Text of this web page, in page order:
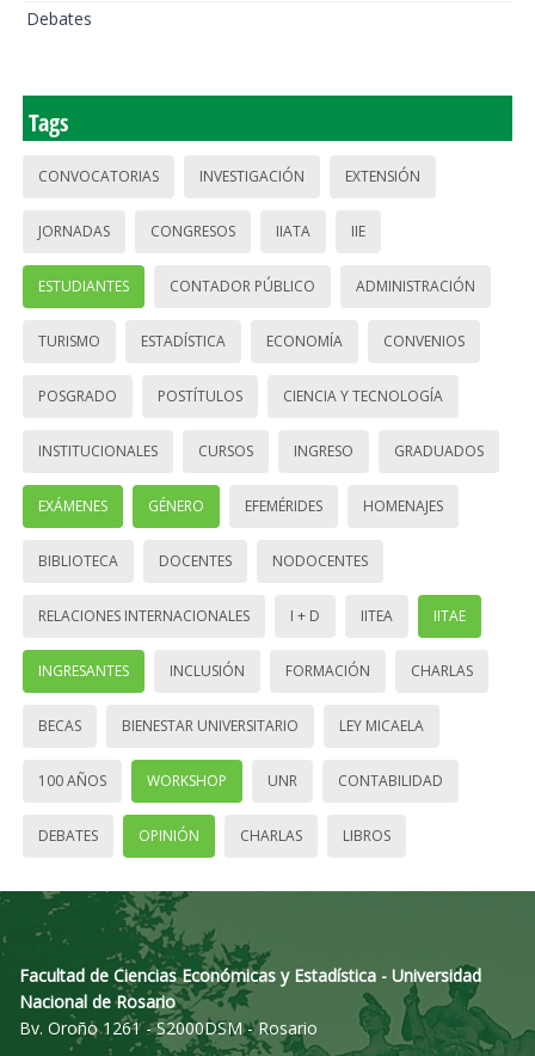
Debates
Tags
CONVOCATORIAS INVESTIGACIÓN EXTENSIÓN
JORNADAS CONGRESOS IIATA IIE
ESTUDIANTES CONTADOR PÚBLICO ADMINISTRACIÓN
TURISMO ESTADÍSTICA ECONOMÍA CONVENIOS
POSGRADO POSTÍTULOS CIENCIA Y TECNOLOGÍA
INSTITUCIONALES CURSOS INGRESO GRADUADOS
EXÁMENES GÉNERO EFEMÉRIDES HOMENAJES
BIBLIOTECA DOCENTES NODOCENTES
RELACIONES INTERNACIONALES I + D IITEA IITAE
INGRESANTES INCLUSIÓN FORMACIÓN CHARLAS
BECAS BIENESTAR UNIVERSITARIO LEY MICAELA
100 AÑOS WORKSHOP UNR CONTABILIDAD
DEBATES OPINIÓN CHARLAS LIBROS
Facultad de Ciencias Económicas y Estadística - Universidad
Nacional de Rosario
Bv. Oroño 1261 - S2000DSM - Rosario